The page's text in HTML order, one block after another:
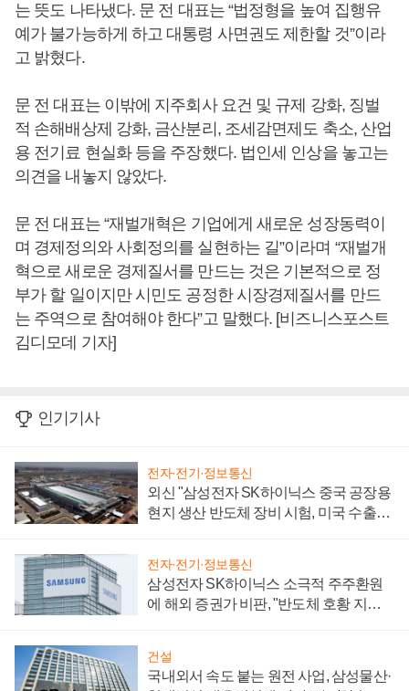
는 뜻도 나타냈다. 문 전 대표는 “법정형을 높여 집행유
예가 불가능하게 하고 대통령 사면권도 제한할 것”이라
고 밝혔다.
문 전 대표는 이밖에 지주회사 요건 및 규제 강화, 징벌
적 손해배상제 강화, 금산분리, 조세감면제도 축소, 산업
용 전기료 현실화 등을 주장했다. 법인세 인상을 놓고는
의견을 내놓지 않았다.
문 전 대표는 “재벌개혁은 기업에게 새로운 성장동력이
며 경제정의와 사회정의를 실현하는 길”이라며 “재벌개
혁으로 새로운 경제질서를 만드는 것은 기본적으로 정
부가 할 일이지만 시민도 공정한 시장경제질서를 만드
는 주역으로 참여해야 한다”고 말했다. [비즈니스포스트
김디모데 기자]
인기기사
전자·전기·정보통신
외신 "삼성전자 SK하이닉스 중국 공장용
현지 생산 반도체 장비 시험, 미국 수출통
전자·전기·정보통신
삼성전자 SK하이닉스 소극적 주주환원
에 해외 증권가 비판, "반도체 호황 지속
건설
국내외서 속도 붙는 원전 사업, 삼성물산·